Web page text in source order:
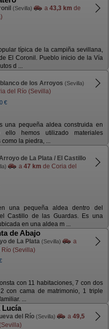
(Sevilla) a 43,3 km de
típica de la campiña sevillana,
El Coronil. Pueblo inicio de la Vía
d ...
de los Arroyos (Sevilla)
del Río (Sevilla)
€
una pequeña aldea construida en
ello hemos utilizado materiales
la piedra, ...
de La Plata / El Castillo
a 47 km de Coria del
una pequeña aldea dentro del
Castillo de las Guardas. Es una
en una aldea m ...
de Abajo
de La Plata (Sevilla)
a
(Sevilla)
con 11 habitaciones, 7 con dos
con cama de matrimonio, 1 triple
...
Lucía
del Río (Sevilla) a 49,5